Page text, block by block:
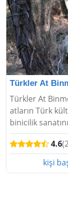
Türkler At
Türkler At
atların Türk
binicilik
atlara olan
4.6
kişi